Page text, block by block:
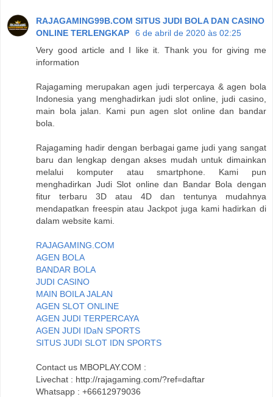
RAJAGAMING99B.COM SITUS JUDI BOLA DAN CASINO
ONLINE TERLENGKAP
6 de abril de 2020 às 02:25
Very good article and I like it. Thank you for giving me
information
Rajagaming merupakan agen judi terpercaya & agen bola
Indonesia yang menghadirkan judi slot online, judi casino,
main bola jalan. Kami pun agen slot online dan bandar
bola.
Rajagaming hadir dengan berbagai game judi yang sangat
baru dan lengkap dengan akses mudah untuk dimainkan
melalui komputer atau smartphone. Kami pun
menghadirkan Judi Slot online dan Bandar Bola dengan
fitur terbaru 3D atau 4D dan tentunya mudahnya
mendapatkan freespin atau Jackpot juga kami hadirkan di
dalam website kami.
RAJAGAMING.COM
AGEN BOLA
BANDAR BOLA
JUDI CASINO
MAIN BOILA JALAN
AGEN SLOT ONLINE
AGEN JUDI TERPERCAYA
AGEN JUDI IDaN SPORTS
SITUS JUDI SLOT IDN SPORTS
Contact us MBOPLAY.COM :
Livechat : http://rajagaming.com/?ref=daftar
Whatsapp : +66612979036